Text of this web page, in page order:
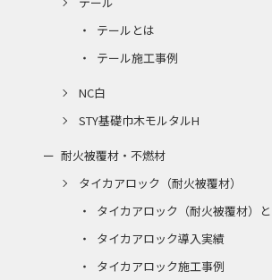
テールとは
テール施工事例
NC白
STY基礎巾木モルタルH
耐火被覆材・不燃材
タイカアロック（耐火被覆材）
タイカアロック（耐火被覆材）
タイカアロック導入実績
タイカアロック施工事例